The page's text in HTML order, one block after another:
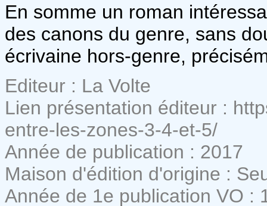
En somme un roman
des canons du genre, sans
écrivaine hors-genre,
Editeur : La Volte
Lien présentation éditeur :
entre-les-zones-3-4-et-5/
Année de publication : 2017
Maison d'édition d'origine :
Année de 1e publication VO :